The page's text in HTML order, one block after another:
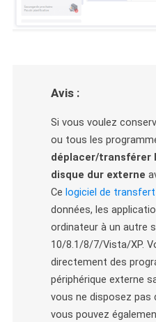
Avis :
Si vous voulez
ou tous les
déplacer/transférer
disque dur externe
Ce logiciel de transfert
données, les
ordinateur à un autre
10/8.1/8/7/Vista/XP.
directement des
périphérique externe
vous ne disposez pas
vous pouvez